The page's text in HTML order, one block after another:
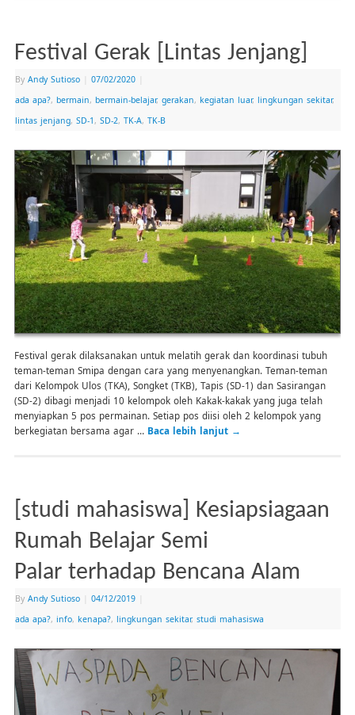
Festival Gerak [Lintas Jenjang]
By Andy Sutioso 07/02/2020
ada apa?, bermain, bermain-belajar, gerakan, kegiatan luar, lingkungan sekitar,
lintas jenjang, SD-1 , SD-2, TK-A, TK-B
Festival gerak dilaksanakan untuk melatih gerak dan koordinasi tubuh
teman-teman Smipa dengan cara yang menyenangkan. Teman-teman
dari Kelompok Ulos (TKA), Songket (TKB), Tapis (SD-1) dan Sasirangan
(SD-2) dibagi menjadi 10 kelompok oleh Kakak-kakak yang juga telah
menyiapkan 5 pos permainan. Setiap pos diisi oleh 2 kelompok yang
berkegiatan bersama agar … Baca lebih lanjut →
[studi mahasiswa] Kesiapsiagaan
Rumah Belajar Semi
Palar terhadap Bencana Alam
By Andy Sutioso 04/12/2019
ada apa?, info, kenapa?, lingkungan sekitar, studi mahasiswa